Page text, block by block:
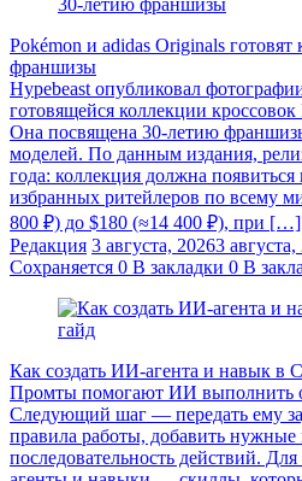
Pokémon и adidas Originals
франшизы
Hypebeast опубликовал
готовящейся коллекции
Она посвящена 30-летию
моделей. По данным издания,
года: коллекция должна появиться
избранных ритейлеров по всему
800 ₽) до $180 (≈14 400 ₽), при […]
Редакция 3 августа, 20263 августа,
Сохраняется 0 В закладки 0 В
Как создать ИИ-агента и навык в
Промты помогают ИИ выполнить
Следующий шаг — передать ему
правила работы, добавить нужные
последовательность действий.